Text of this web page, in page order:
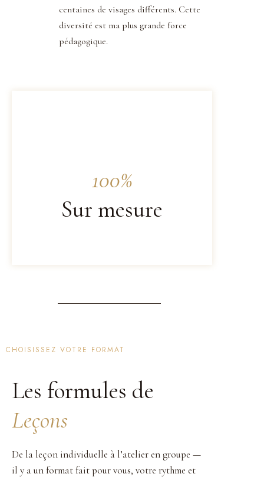
centaines de visages différents. Cette
diversité est ma plus grande force
pédagogique.
100%
Sur mesure
CHOISISSEZ VOTRE FORMAT
Les formules de
Leçons
De la leçon individuelle à l’atelier en groupe —
il y a un format fait pour vous, votre rythme et